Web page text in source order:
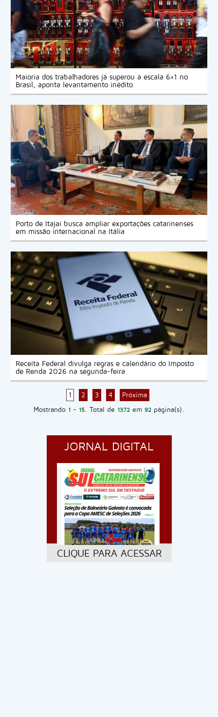
Maioria dos trabalhadores já superou a escala 6×1 no
Brasil, aponta levantamento inédito
Porto de Itajaí busca ampliar exportações catarinenses
em missão internacional na Itália
Receita Federal divulga regras e calendário do Imposto
de Renda 2026 na segunda-feira
1 2 3 4
Próxima
Mostrando 1 - 15. Total de 1372 em 92 página(s).
JORNAL DIGITAL
CLIQUE PARA ACESSAR